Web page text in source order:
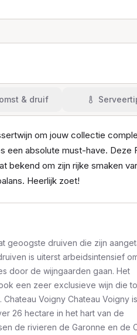
& druif
om jouw collectie
een absolute must-have. Deze
bekend om zijn rijke smaken
Heerlijk zoet!
geoogste druiven die zijn
is uiterst arbeidsintensief
door de wijngaarden gaan. Het
een zeer exclusieve wijn die
Voigny Chateau Voigny
26 hectare in het hart van de
de rivieren de Garonne en de